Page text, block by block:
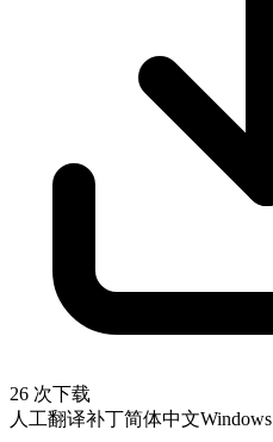
26 次下载
人工翻译补丁简体中文Windows